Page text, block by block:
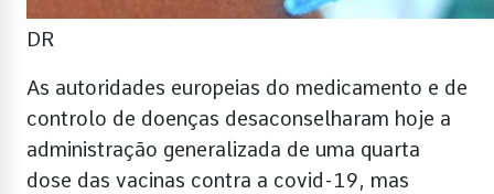
DR
As autoridades europeias do medicamento e de
controlo de doenças desaconselharam hoje a
administração generalizada de uma quarta
dose das vacinas contra a covid-19, mas